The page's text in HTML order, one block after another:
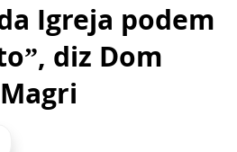
Igreja podem
diz Dom